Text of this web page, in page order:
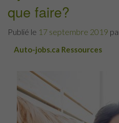
que faire?
Publié le 17 septembre 2019
Auto-jobs.ca Ressources